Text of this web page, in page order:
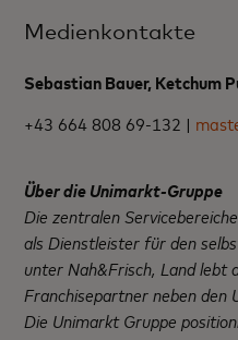
Medienkontakte
Sebastian Bauer, Ketchum
+43 664 808 69-132 |
Über die Unimarkt-Gruppe
Die zentralen
als Dienstleister für den
unter Nah&Frisch, Land lebt
Franchisepartner neben
Die Unimarkt Gruppe